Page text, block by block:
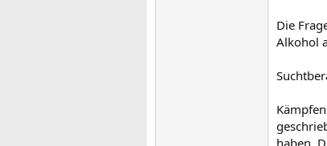
Die
Alkohol
haben.